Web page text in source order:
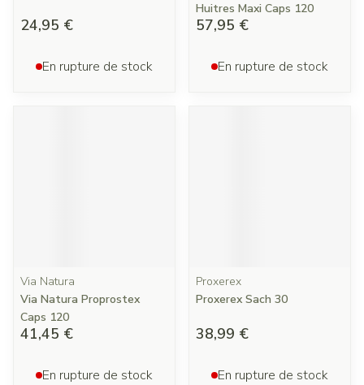
24,95 €
En rupture de stock
Huitres Maxi Caps 120
57,95 €
En rupture de stock
Via Natura
Via Natura Proprostex
Caps 120
41,45 €
En rupture de stock
Proxerex
Proxerex Sach 30
38,99 €
En rupture de stock